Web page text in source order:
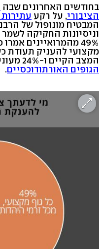
בחודשים האחרונים שבה
הציבורי, על רקע
המבטיח מונופול של
וניסיונות החקיקה
49% מהמרואיינים
המצב הקיים ו-24% מעוניינים בתחרות –
הגופים האורתודוכסיים.